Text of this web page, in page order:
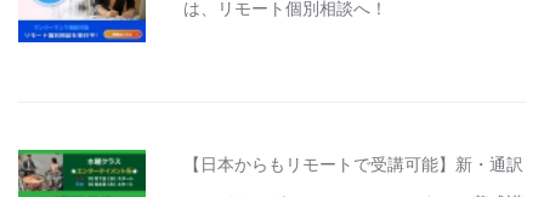
は、リモート個別相談へ！
【日本からもリモートで受講可能】新・通訳